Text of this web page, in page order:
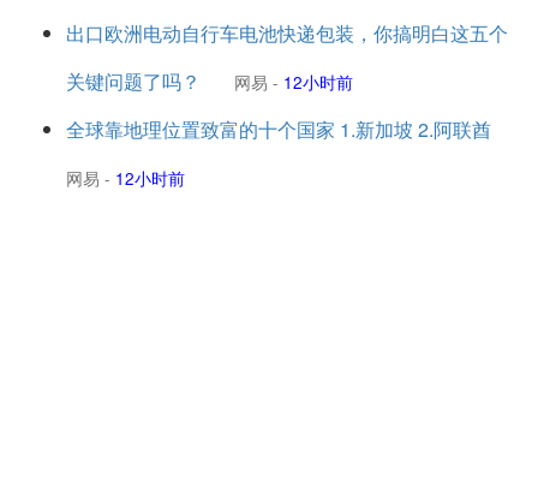
出口欧洲电动自行车电池快递包装，你搞明白这五个
关键问题了吗？
网易 - 12小时前
全球靠地理位置致富的十个国家 1.新加坡 2.阿联酋
网易 - 12小时前